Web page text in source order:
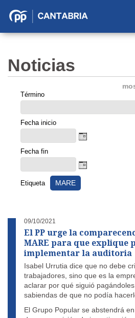
Partido
Cantabria
Noticias
Término
Fecha inicio
Fecha fin
Etiqueta MARE
09/10/2021
El PP urge la
MARE para que explique
implementar la auditoria
Isabel Urrutia dice que no debe
trabajadores, sino que es la
aclarar por qué siguió
sabiendas de que no podía
El Grupo Popular se abstendrá